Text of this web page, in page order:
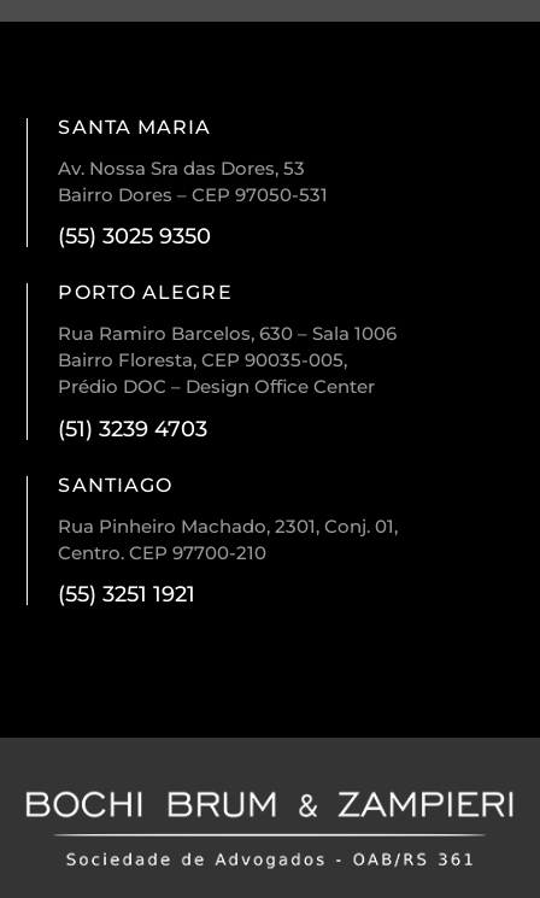
SANTA MARIA
Av. Nossa Sra das Dores, 53
Bairro Dores – CEP 97050-531
(55) 3025 9350
PORTO ALEGRE
Rua Ramiro Barcelos, 630 – Sala 1006
Bairro Floresta, CEP 90035-005,
Prédio DOC – Design Office Center
(51) 3239 4703
SANTIAGO
Rua Pinheiro Machado, 2301, Conj. 01,
Centro. CEP 97700-210
(55) 3251 1921